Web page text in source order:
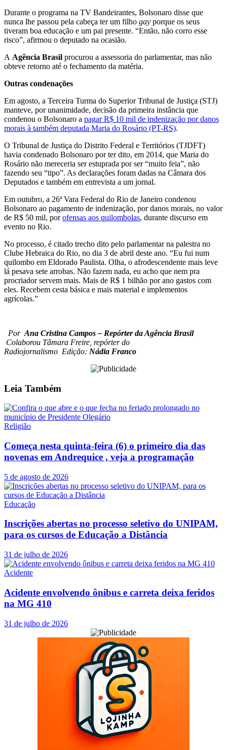
Durante o programa na TV Bandeirantes, Bolsonaro disse que
nunca lhe passou pela cabeça ter um filho gay porque os seus
tiveram boa educação e um pai presente. “Então, não corro esse
risco”, afirmou o deputado na ocasião.
A Agência Brasil procurou a assessoria do parlamentar, mas não
obteve retorno até o fechamento da matéria.
Outras condenações
Em agosto, a Terceira Turma do Superior Tribunal de Justiça (STJ)
manteve, por unanimidade, decisão da primeira instância que
condenou o Bolsonaro a pagar R$ 10 mil de indenização por danos
morais à também deputada Maria do Rosário (PT-RS).
O Tribunal de Justiça do Distrito Federal e Territórios (TJDFT)
havia condenado Bolsonaro por ter dito, em 2014, que Maria do
Rosário não mereceria ser estuprada por ser “muito feia”, não
fazendo seu “tipo”. As declarações foram dadas na Câmara dos
Deputados e também em entrevista a um jornal.
Em outubro, a 26ª Vara Federal do Rio de Janeiro condenou
Bolsonaro ao pagamento de indenização, por danos morais, no valor
de R$ 50 mil, porofensas aos quilombolas, durante discurso em
evento no Rio.
No processo, é citado trecho dito pelo parlamentar na palestra no
Clube Hebraica do Rio, no dia 3 de abril deste ano. “Eu fui num
quilombo em Eldorado Paulista. Olha, o afrodescendente mais leve
lá pesava sete arrobas. Não fazem nada, eu acho que nem pra
procriador servem mais. Mais de R$ 1 bilhão por ano gastos com
eles. Recebem cesta básica e mais material e implementos
agrícolas.”
Por Ana Cristina Campos – Repórter da Agência Brasil
Colaborou Tâmara Freire, repórter do
Radiojornalismo Edição: Nádia Franco
Leia Também
Religião
Começa nesta quinta-feira (6) o primeiro dia das
novenas em Andrequice , veja a programação
5 de agosto de 2026
Educação
Inscrições abertas no processo seletivo do UNIPAM,
para os cursos de Educação a Distância
31 de julho de 2026
Acidente
Acidente envolvendo ônibus e carreta deixa feridos
na MG 410
31 de julho de 2026